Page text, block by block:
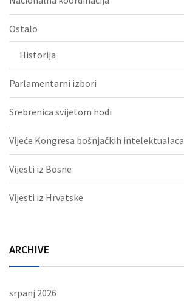
Ostalo
Historija
Parlamentarni izbori
Srebrenica svijetom hodi
Vijeće Kongresa bošnjačkih intelektualaca
Vijesti iz Bosne
Vijesti iz Hrvatske
ARCHIVE
srpanj 2026